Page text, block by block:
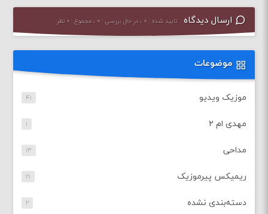
ارسال دیدگاه تایید شده : ۰ ، در حال بررسی : ۰ ، مجموع : ۰ نظر
موضوعات
موزیک ویدیو ۴۱
مهدی ام ۲ ۱
مداحی ۱۳
ریمیکس پیرموزیک ۲۱
دسته‌بندی نشده ۲